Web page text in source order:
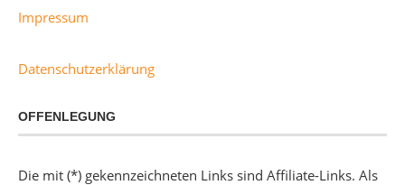
Impressum
Datenschutzerklärung
OFFENLEGUNG
Die mit (*) gekennzeichneten Links sind Affiliate-Links. Als